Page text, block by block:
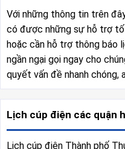
Với những thông tin trên
có được những sự hỗ trợ
hoặc cần hỗ trợ thông báo
ngần ngại gọi ngay cho
quyết vấn đề nhanh chóng,
Lịch cúp điện các quận
Lịch cúp điện Thành phố